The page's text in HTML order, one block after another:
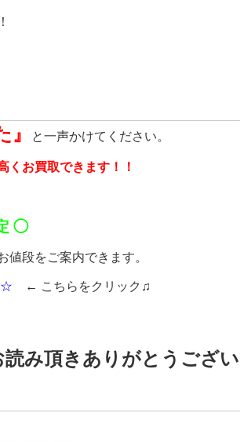
』
と一声かけてください。
くお買取できます！！
◯
値段をご案内できます。
☆ ← こちらをクリック♫
読み頂きありがとうござい